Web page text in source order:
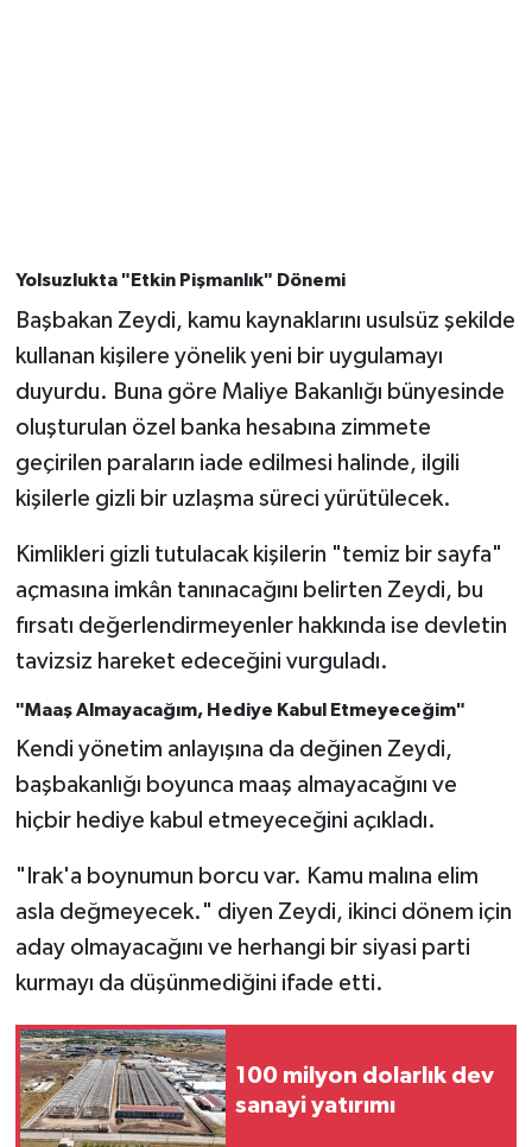
Yolsuzlukta "Etkin Pişmanlık" Dönemi
Başbakan Zeydi, kamu kaynaklarını usulsüz şekilde
kullanan kişilere yönelik yeni bir uygulamayı
duyurdu. Buna göre Maliye Bakanlığı bünyesinde
oluşturulan özel banka hesabına zimmete
geçirilen paraların iade edilmesi halinde, ilgili
kişilerle gizli bir uzlaşma süreci yürütülecek.
Kimlikleri gizli tutulacak kişilerin "temiz bir sayfa"
açmasına imkân tanınacağını belirten Zeydi, bu
fırsatı değerlendirmeyenler hakkında ise devletin
tavizsiz hareket edeceğini vurguladı.
"Maaş Almayacağım, Hediye Kabul Etmeyeceğim"
Kendi yönetim anlayışına da değinen Zeydi,
başbakanlığı boyunca maaş almayacağını ve
hiçbir hediye kabul etmeyeceğini açıkladı.
"Irak'a boynumun borcu var. Kamu malına elim
asla değmeyecek." diyen Zeydi, ikinci dönem için
aday olmayacağını ve herhangi bir siyasi parti
kurmayı da düşünmediğini ifade etti.
100 milyon dolarlık dev
sanayi yatırımı